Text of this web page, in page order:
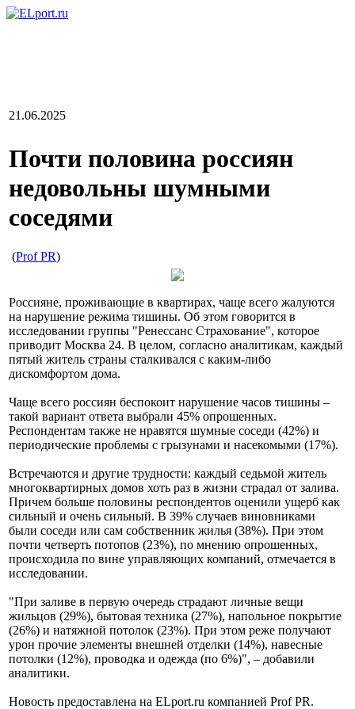
21.06.2025
Почти половина россиян
недовольны шумными
соседями
(Prof PR)
Россияне, проживающие в квартирах, чаще всего жалуются
на нарушение режима тишины. Об этом говорится в
исследовании группы "Ренессанс Страхование", которое
приводит Москва 24. В целом, согласно аналитикам, каждый
пятый житель страны сталкивался с каким-либо
дискомфортом дома.
Чаще всего россиян беспокоит нарушение часов тишины –
такой вариант ответа выбрали 45% опрошенных.
Респондентам также не нравятся шумные соседи (42%) и
периодические проблемы с грызунами и насекомыми (17%).
Встречаются и другие трудности: каждый седьмой житель
многоквартирных домов хоть раз в жизни страдал от залива.
Причем больше половины респондентов оценили ущерб как
сильный и очень сильный. В 39% случаев виновниками
были соседи или сам собственник жилья (38%). При этом
почти четверть потопов (23%), по мнению опрошенных,
происходила по вине управляющих компаний, отмечается в
исследовании.
"При заливе в первую очередь страдают личные вещи
жильцов (29%), бытовая техника (27%), напольное покрытие
(26%) и натяжной потолок (23%). При этом реже получают
урон прочие элементы внешней отделки (14%), навесные
потолки (12%), проводка и одежда (по 6%)", – добавили
аналитики.
Новость предоставлена на ELport.ru компанией Prof PR.